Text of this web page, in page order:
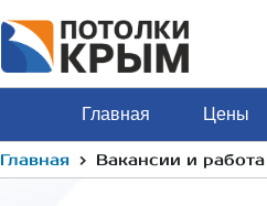
Главная Цены
Главная › Вакансии и